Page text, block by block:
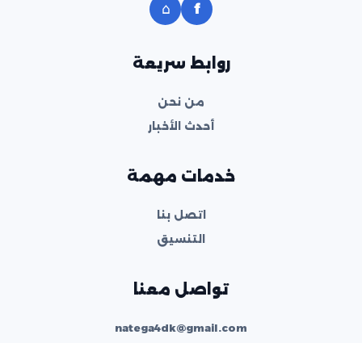
f
⌂
روابط سريعة
من نحن
أحدث الأخبار
خدمات مهمة
اتصل بنا
التنسيق
تواصل معنا
natega4dk@gmail.com